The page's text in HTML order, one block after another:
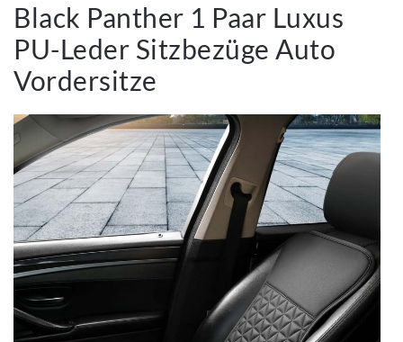
Black Panther 1 Paar Luxus
PU-Leder Sitzbezüge Auto
Vordersitze